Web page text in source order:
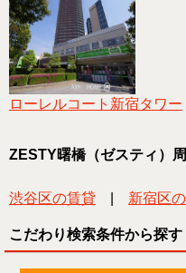
ローレルコート新宿タワー
ZESTY曙橋（ゼスティ）
渋谷区の賃貸 新宿区
こだわり検索条件から探す